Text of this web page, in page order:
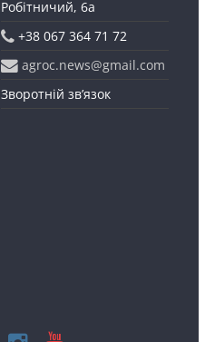
Робітничий, 6а
+38 067 364 71 72
agroc.news@gmail.com
Зворотній зв’язок